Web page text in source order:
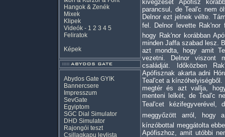
Hangok & Zenék
Mixek
Klipek
Videók - 1 2 3 4 5
Feliratok
Képek
Abydos Gate GYIK
Bannercsere
Impresszum
SevGate
Egyiptom
SGC Dial Simulator
DHD Simulator
Rajongói teszt
Csillagkapu levlista
kivégzését Apófisz
parancsul, de Teal'c nem
Delnor ezt jelnek vélte.
fel. Delnor levette Rak'nor
hogy Rak'nor korábban
minden Jaffa szabad lesz.
azt mondta, hogy amit
vezetni. Delnor viszont
családját. Időközben
Apófisznak akarta adni
Teal'cet a
megtér és azt vallja,
menteni lelkét, de Teal'c
Teal'cet kézifegyverével,
meggyőzött arról, hogy
kínzóbottal meggátolta
Apófiszhoz, amit utóbbi